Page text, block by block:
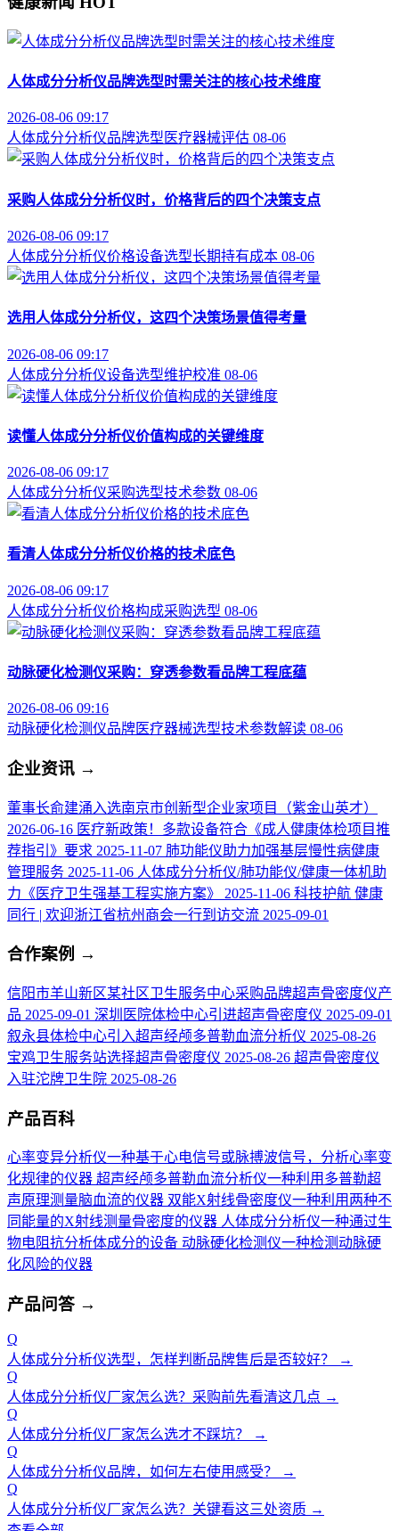
人体成分分析仪品牌选型时需关注的核心技术维度
2026-08-06 09:17
人体成分分析仪品牌选型 医疗器械评估 08-06
采购人体成分分析仪时，价格背后的四个决策支点
2026-08-06 09:17
人体成分分析仪价格设备选型长期持有成本 08-06
选用人体成分分析仪，这四个决策场景值得考量
2026-08-06 09:17
人体成分分析仪设备选型维护校准 08-06
读懂人体成分分析仪价值构成的关键维度
2026-08-06 09:17
人体成分分析仪采购选型技术参数 08-06
看清人体成分分析仪价格的技术底色
2026-08-06 09:17
人体成分分析仪价格构成采购选型 08-06
动脉硬化检测仪采购：穿透参数看品牌工程底蕴
2026-08-06 09:16
动脉硬化检测仪品牌医疗器械选型技术参数解读 08-06
企业资讯 →
董事长俞建涌入选南京市创新型企业家项目（紫金山英才）
2026-06-16 医疗新政策！多款设备符合《成人健康体检项目推
荐指引》要求 2025-11-07 肺功能仪助力加强基层慢性病健康
管理服务 2025-11-06 人体成分分析仪/肺功能仪/健康一体机助
力《医疗卫生强基工程实施方案》
2025-11-06 科技护航 健康
同行 | 欢迎浙江省杭州商会一行到访交流 2025-09-01
合作案例 →
信阳市羊山新区某社区卫生服务中心采购品牌超声骨密度仪产
品 2025-09-01 深圳医院体检中心引进超声骨密度仪 2025-09-01
叙永县体检中心引入超声经颅多普勒血流分析仪 2025-08-26
宝鸡卫生服务站选择超声骨密度仪 2025-08-26 超声骨密度仪
入驻沱牌卫生院 2025-08-26
产品百科
心率变异分析仪一种基于心电信号或脉搏波信号，分析心率变
化规律的仪器 超声经颅多普勒血流分析仪一种利用多普勒超
声原理测量脑血流的仪器 双能X射线骨密度仪一种利用两种不
同能量的X射线测量骨密度的仪器 人体成分分析仪一种通过生
物电阻抗分析体成分的设备 动脉硬化检测仪一种检测动脉硬
化风险的仪器
产品问答 →
Q
人体成分分析仪选型，怎样判断品牌售后是否较好？
→
Q
人体成分分析仪厂家怎么选？采购前先看清这几点 →
Q
人体成分分析仪厂家怎么选才不踩坑？
→
Q
人体成分分析仪品牌，如何左右使用感受？
→
Q
人体成分分析仪厂家怎么选？关键看这三处资质 →